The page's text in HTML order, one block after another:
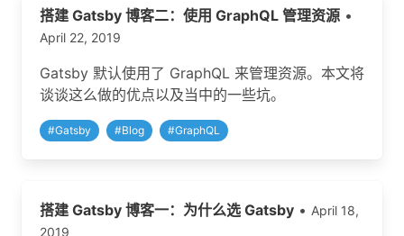
搭建 Gatsby 博客二：使用 GraphQL 管理资源 •
April 22, 2019
Gatsby 默认使用了 GraphQL 来管理资源。本文将
谈谈这么做的优点以及当中的一些坑。
#Gatsby #Blog #GraphQL
搭建 Gatsby 博客一：为什么选 Gatsby • April 18,
2019